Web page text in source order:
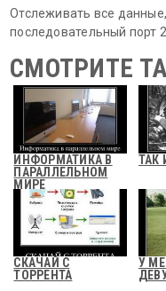
Отслеживать все
последовательный порт 2.
СМОТРИТЕ
ИНФОРМАТИКА В
ПАРАЛЛЕЛЬНОМ
МИРЕ
ТАК
СКАЧАЙ С
ТОРРЕНТА
У